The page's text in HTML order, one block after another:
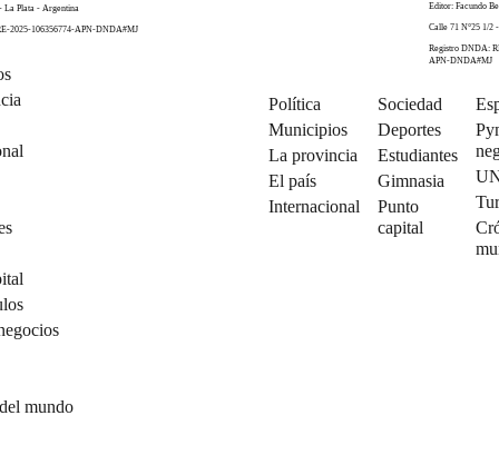
La Plata - Argentina
2025-106356774-APN-DNDA#MJ
mundo
Editor: Facundo
Calle 71 N°25 1/2
Registro DNDA:
APN-DNDA#MJ
Política
Municipios
La provincia
El país
Internacional
Sociedad
Deportes
Estudiantes
Gimnasia
Punto
capital